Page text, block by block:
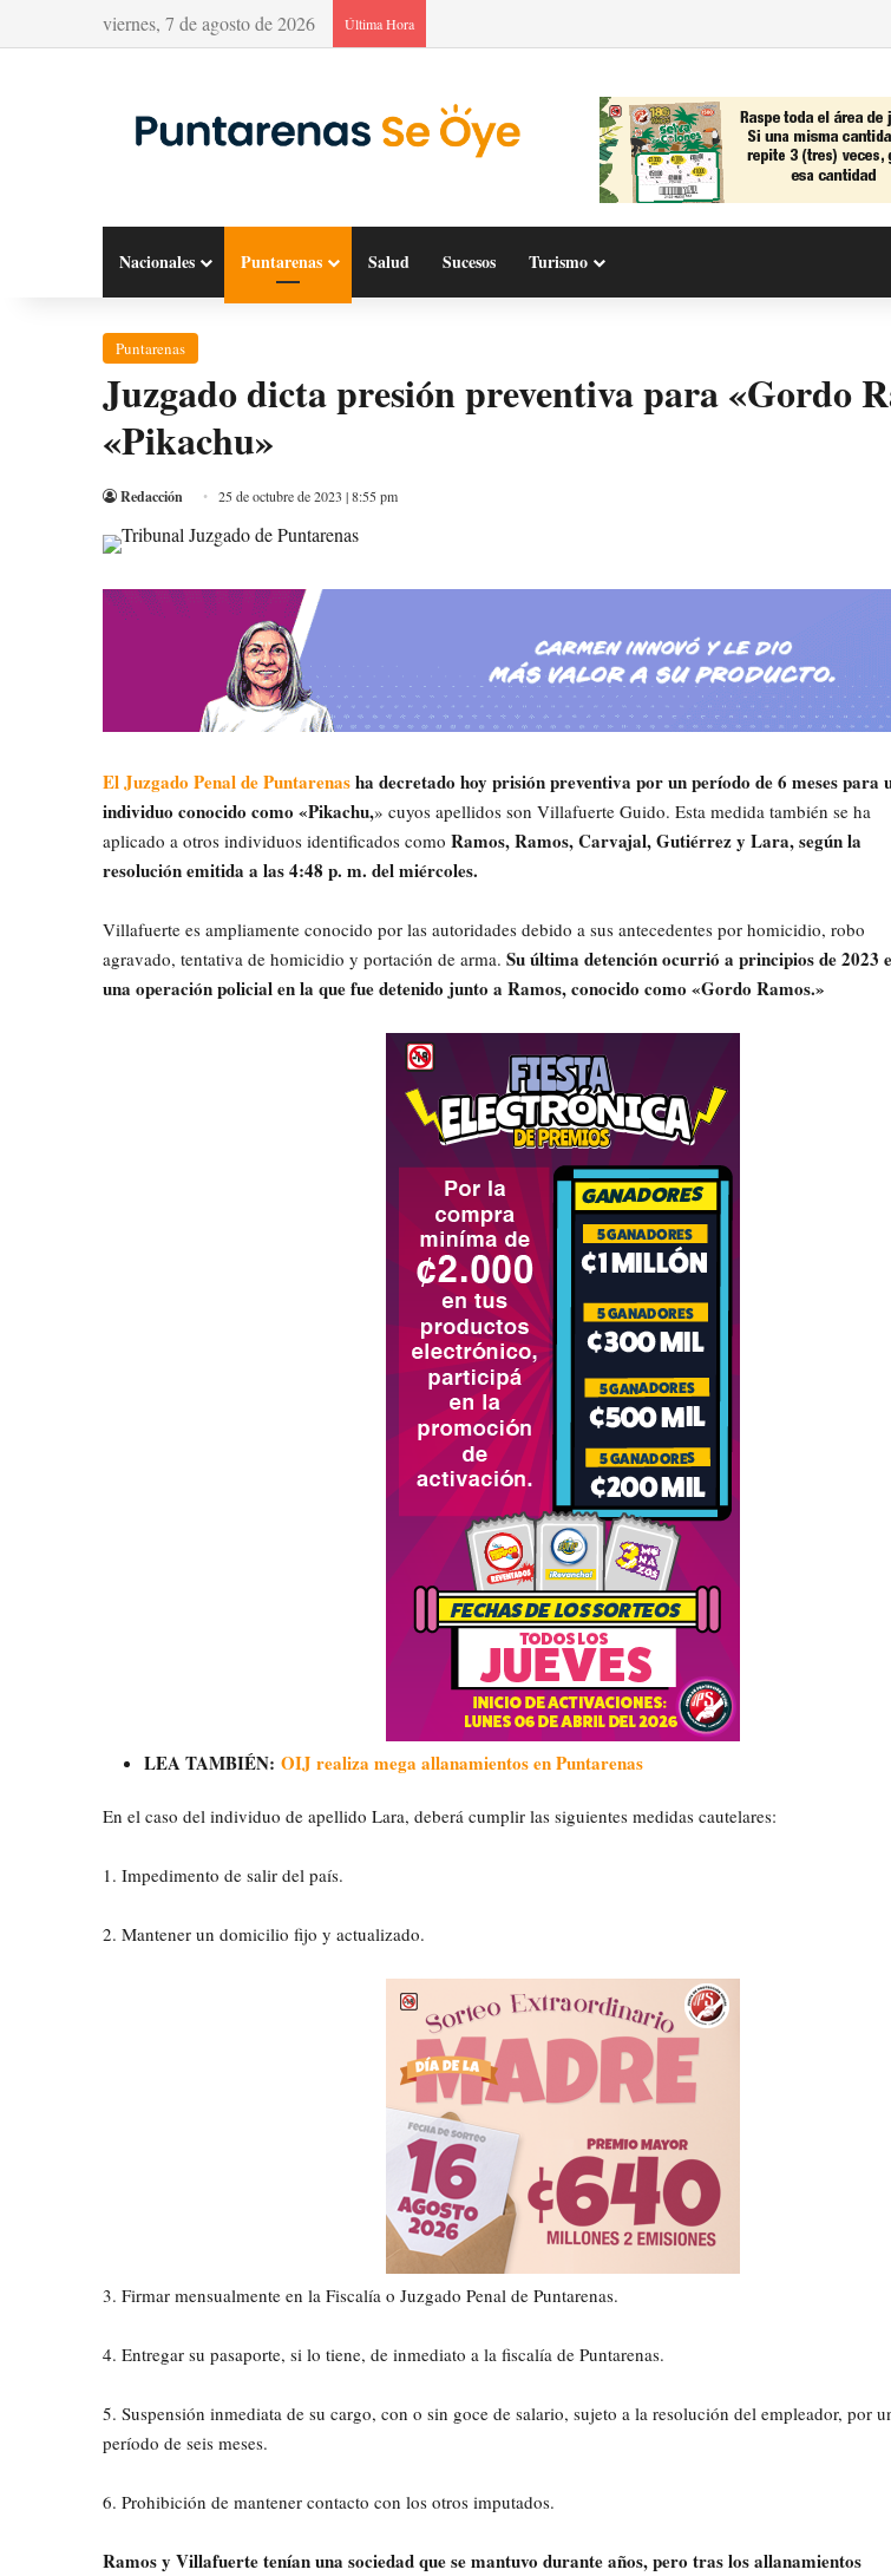
viernes, 7 de agosto de 2026 Última Hora
Nacionales Puntarenas Salud Sucesos Turismo
Puntarenas
Juzgado dicta presión preventiva para «Gordo
«Pikachu»
Redacción 25 de octubre de 2023 | 8:55 pm
El Juzgado Penal de Puntarenasha decretado hoy prisión preventiva por un período de 6 meses para
individuo conocido como «Pikachu,» cuyos apellidos son Villafuerte Guido. Esta medida también se ha
aplicado a otros individuos identificados como Ramos, Ramos, Carvajal, Gutiérrez y Lara, según la
resolución emitida a las 4:48 p. m. del miércoles.
Villafuerte es ampliamente conocido por las autoridades debido a sus antecedentes por homicidio, robo
agravado, tentativa de homicidio y portación de arma. Suúltima detención ocurrió a principios de 2023
una operación policial en la que fue detenido junto a Ramos, conocido como «Gordo Ramos.»
LEA TAMBIÉN: OIJ realiza mega allanamientos en Puntarenas
En el caso del individuo de apellido Lara, deberá cumplir las siguientes medidas cautelares:
1. Impedimento de salir del país.
2. Mantener un domicilio fijo y actualizado.
3. Firmar mensualmente en la Fiscalía o Juzgado Penal de Puntarenas.
4. Entregar su pasaporte, si lo tiene, de inmediato a la fiscalía de Puntarenas.
5. Suspensión inmediata de su cargo, con o sin goce de salario, sujeto a la resolución del empleador, por
período de seis meses.
6. Prohibición de mantener contacto con los otros imputados.
Ramos y Villafuerte tenían una sociedad que se mantuvo durante años, pero tras los allanamientos